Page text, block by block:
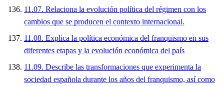
11.07. Relaciona la evolución política del régimen con los
cambios que se producen el contexto internacional.
11.08. Explica la política económica del franquismo en sus
diferentes etapas y la evolución económica del país
11.09. Describe las transformaciones que experimenta la
sociedad española durante los años del franquismo, así como